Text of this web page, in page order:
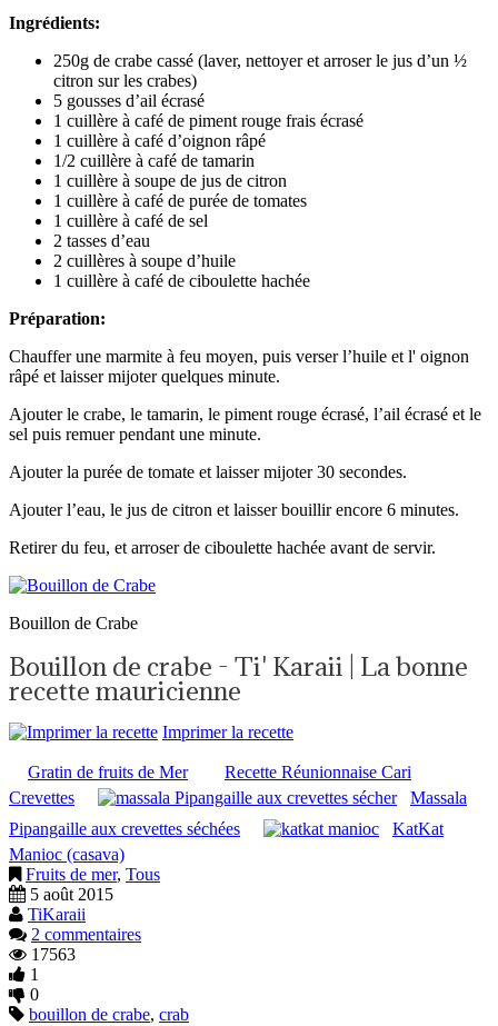
Ingrédients:
250g de crabe cassé (laver, nettoyer et arroser le jus d’un ½
citron sur les crabes)
5 gousses d’ail écrasé
1 cuillère à café de piment rouge frais écrasé
1 cuillère à café d’oignon râpé
1/2 cuillère à café de tamarin
1 cuillère à soupe de jus de citron
1 cuillère à café de purée de tomates
1 cuillère à café de sel
2 tasses d’eau
2 cuillères à soupe d’huile
1 cuillère à café de ciboulette hachée
Préparation:
Chauffer une marmite à feu moyen, puis verser l’huile et l' oignon
râpé et laisser mijoter quelques minute.
Ajouter le crabe, le tamarin, le piment rouge écrasé, l’ail écrasé et le
sel puis remuer pendant une minute.
Ajouter la purée de tomate et laisser mijoter 30 secondes.
Ajouter l’eau, le jus de citron et laisser bouillir encore 6 minutes.
Retirer du feu, et arroser de ciboulette hachée avant de servir.
Bouillon de Crabe
Bouillon de crabe - Ti' Karaii | La bonne
recette mauricienne
Imprimer la recette
Gratin de fruits de Mer
Recette Réunionnaise Cari
Crevettes
Massala
Pipangaille aux crevettes séchées
KatKat
Manioc (casava)
Fruits de mer, Tous
5 août 2015
TiKaraii
2 commentaires
17563
1
0
bouillon de crabe, crab